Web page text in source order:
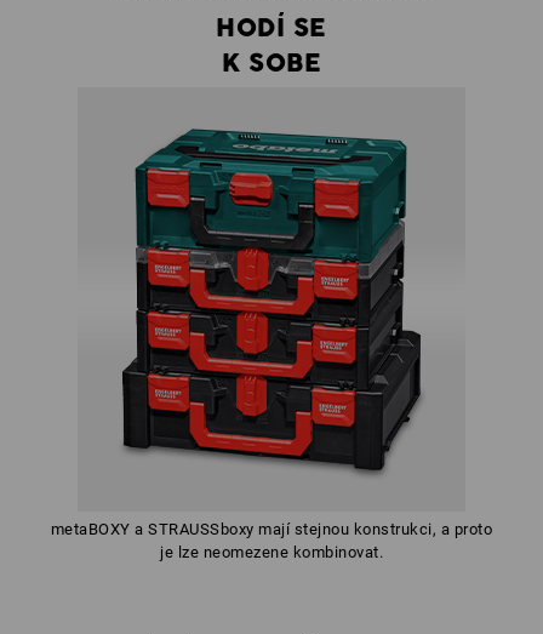
HODÍ SE
K SOBE
metaBOXY a STRAUSSboxy mají stejnou konstrukci, a proto
je lze neomezene kombinovat.